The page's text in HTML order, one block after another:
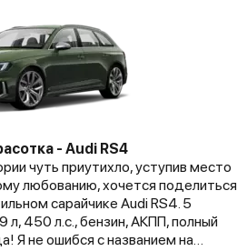
- Audi RS4
чуть приутихло, уступив место
любованию, хочется поделиться
сарайчике Audi RS4. 5
л, 450 л.с., бензин, АКПП, полный
Я не ошибся с названием на